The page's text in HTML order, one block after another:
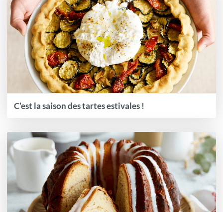
C’est la saison des tartes estivales !